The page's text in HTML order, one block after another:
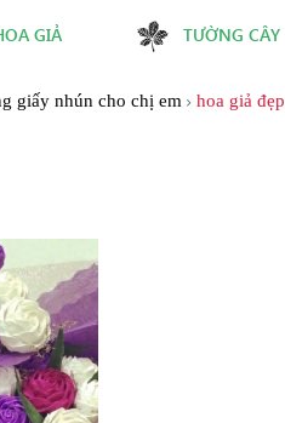
GIẢ TƯỜNG CÂY
giấy nhún cho chị em hoa giả đẹp